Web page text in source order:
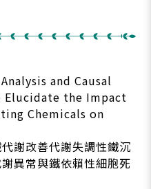
and Causal
Elucidate the Impact
Chemicals on
謝改善代謝失調性鐵沉
異常與鐵依賴性細胞死